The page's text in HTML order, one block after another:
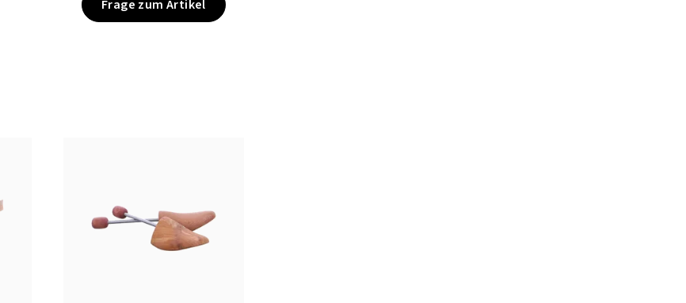
Frage zum Artikel